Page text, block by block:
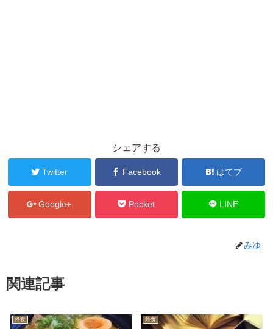
シェアする
Twitter Facebook はてブ
Google+ Pocket LINE
みゆ
関連記事
外食 外食